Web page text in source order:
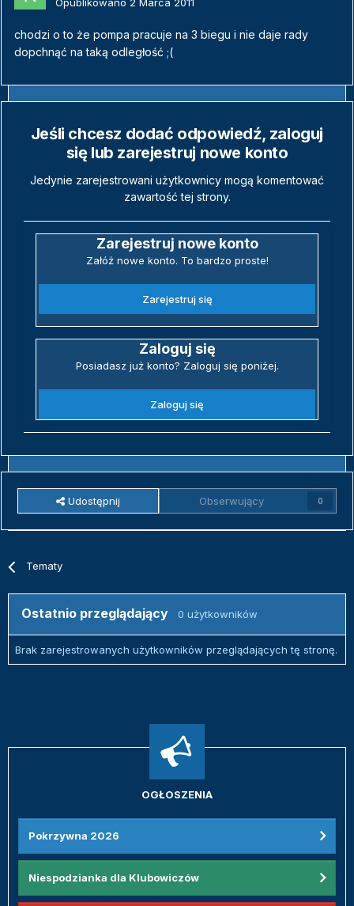
Opublikowano 2 Marca 2011
chodzi o to że pompa pracuje na 3 biegu i nie daje rady
dopchnąć na taką odległość ;(
Jeśli chcesz dodać odpowiedź, zaloguj
się lub zarejestruj nowe konto
Jedynie zarejestrowani użytkownicy mogą komentować
zawartość tej strony.
Zarejestruj nowe konto
Załóż nowe konto. To bardzo proste!
Zarejestruj się
Zaloguj się
Posiadasz już konto? Zaloguj się poniżej.
Zaloguj się
Udostępnij Obserwujący 0
Tematy
Ostatnio przeglądający 0 użytkowników
Brak zarejestrowanych użytkowników przeglądających tę stronę.
OGŁOSZENIA
Pokrzywna 2026
Niespodzianka dla Klubowiczów